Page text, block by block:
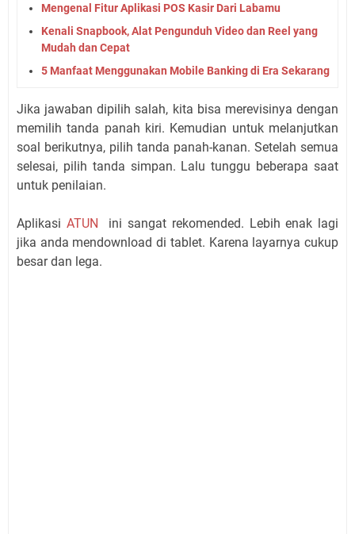
Mengenal Fitur Aplikasi POS Kasir Dari Labamu
Kenali Snapbook, Alat Pengunduh Video dan Reel yang
Mudah dan Cepat
5 Manfaat Menggunakan Mobile Banking di Era Sekarang
Jika jawaban dipilih salah, kita bisa merevisinya dengan
memilih tanda panah kiri. Kemudian untuk melanjutkan
soal berikutnya, pilih tanda panah-kanan. Setelah semua
selesai, pilih tanda simpan. Lalu tunggu beberapa saat
untuk penilaian.
Aplikasi ATUN ini sangat rekomended. Lebih enak lagi
jika anda mendownload di tablet. Karena layarnya cukup
besar dan lega.